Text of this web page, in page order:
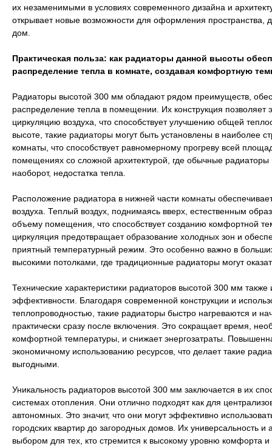
их незаменимыми в условиях современного дизайна и
открывает новые возможности для оформления пространства,
дом.
Практическая польза: как радиаторы данной высоты
распределение тепла в комнате, создавая комфортную
Радиаторы высотой 300 мм обладают рядом преимуществ,
распределение тепла в помещении. Их конструкция позволяет
циркуляцию воздуха, что способствует улучшению общей
высоте, такие радиаторы могут быть установлены в наиболее
комнаты, что способствует равномерному прогреву всей
помещениях со сложной архитектурой, где обычные радиаторы
наоборот, недостатка тепла.
Расположение радиатора в нижней части комнаты
воздуха. Теплый воздух, поднимаясь вверх, естественным
объему помещения, что способствует созданию комфортной
циркуляция предотвращает образование холодных зон и
приятный температурный режим. Это особенно важно в
высокими потолками, где традиционные радиаторы могут
Технические характеристики радиаторов высотой 300 мм
эффективности. Благодаря современной конструкции и
теплопроводностью, такие радиаторы быстро нагреваются и
практически сразу после включения. Это сокращает время,
комфортной температуры, и снижает энергозатраты.
экономичному использованию ресурсов, что делает такие
выгодными.
Уникальность радиаторов высотой 300 мм заключается в их
системах отопления. Они отлично подходят как для
автономных. Это значит, что они могут эффективно
городских квартир до загородных домов. Их универсальность
выбором для тех, кто стремится к высокому уровню комфорта